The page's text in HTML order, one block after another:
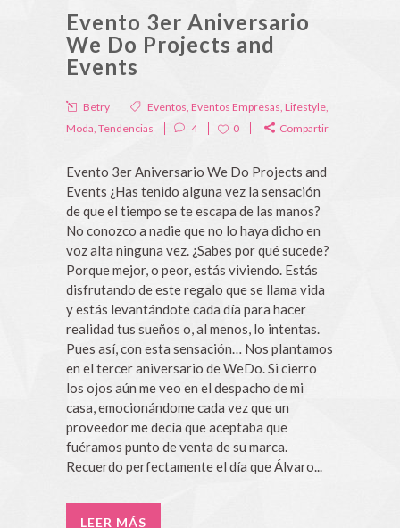
Evento 3er Aniversario
We Do Projects and
Events
Betry Eventos Eventos Empresas Lifestyle
Moda Tendencias 4 0 Compartir
Evento 3er Aniversario We Do Projects and
Events ¿Has tenido alguna vez la sensación
de que el tiempo se te escapa de las manos?
No conozco a nadie que no lo haya dicho en
voz alta ninguna vez. ¿Sabes por qué sucede?
Porque mejor, o peor, estás viviendo. Estás
disfrutando de este regalo que se llama vida
y estás levantándote cada día para hacer
realidad tus sueños o, al menos, lo intentas.
Pues así, con esta sensación… Nos plantamos
en el tercer aniversario de WeDo. Si cierro
los ojos aún me veo en el despacho de mi
casa, emocionándome cada vez que un
proveedor me decía que aceptaba que
fuéramos punto de venta de su marca.
Recuerdo perfectamente el día que Álvaro...
LEER MÁS